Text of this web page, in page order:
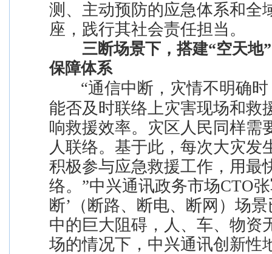
测、主动预防的应急体系和全
座，践行其社会责任担当。
三断场景下，搭建“空天地
保障体系
“通信中断，灾情不明确
能否及时联络上灾害现场和救
响救援效率。灾区人民同样需
人联络。基于此，每次大灾发
积极参与应急救援工作，用最
络。”中兴通讯政务市场CTO
断’（断路、断电、断网）场
中的巨大阻碍，人、车、物资
场的情况下，中兴通讯创新性